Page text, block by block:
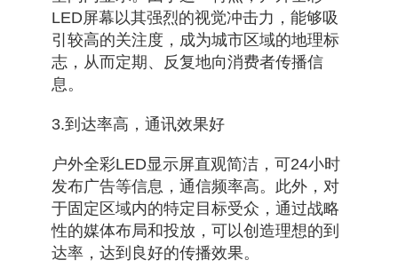
LED屏幕以其强烈的视觉冲击力，能够吸
引较高的关注度，成为城市区域的地理标
志，从而定期、反复地向消费者传播信
息。
3.到达率高，通讯效果好
户外全彩LED显示屏直观简洁，可24小时
发布广告等信息，通信频率高。此外，对
于固定区域内的特定目标受众，通过战略
性的媒体布局和投放，可以创造理想的到
达率，达到良好的传播效果。